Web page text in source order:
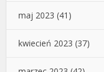
maj 2023 (41)
kwiecień 2023 (37)